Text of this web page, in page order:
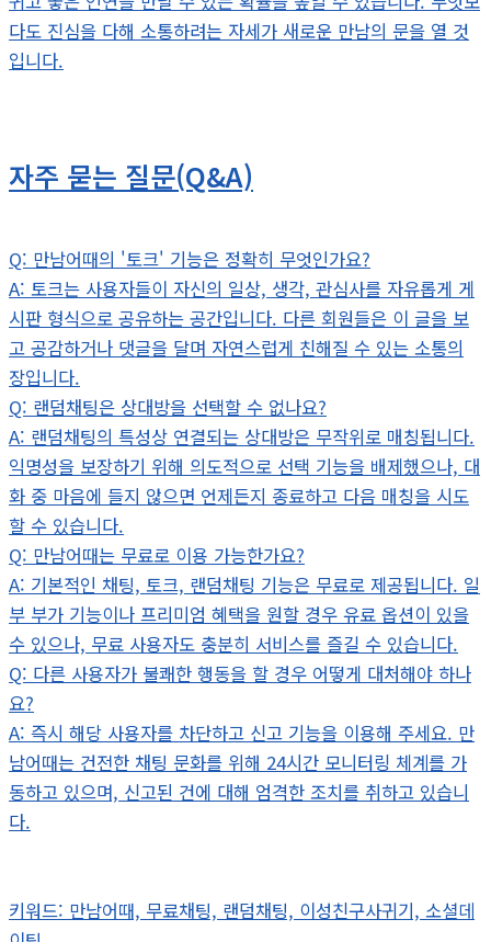
다도 진심을 다해 소통하려는 자세가 새로운 만남의 문을 열 것
입니다.
자주 묻는 질문(Q&A)
Q: 만남어때의 '토크' 기능은 정확히 무엇인가요?
A: 토크는 사용자들이 자신의 일상, 생각, 관심사를 자유롭게 게
시판 형식으로 공유하는 공간입니다. 다른 회원들은 이 글을 보
고 공감하거나 댓글을 달며 자연스럽게 친해질 수 있는 소통의
장입니다.
Q: 랜덤채팅은 상대방을 선택할 수 없나요?
A: 랜덤채팅의 특성상 연결되는 상대방은 무작위로 매칭됩니다.
익명성을 보장하기 위해 의도적으로 선택 기능을 배제했으나, 대
화 중 마음에 들지 않으면 언제든지 종료하고 다음 매칭을 시도
할 수 있습니다.
Q: 만남어때는 무료로 이용 가능한가요?
A: 기본적인 채팅, 토크, 랜덤채팅 기능은 무료로 제공됩니다. 일
부 부가 기능이나 프리미엄 혜택을 원할 경우 유료 옵션이 있을
수 있으나, 무료 사용자도 충분히 서비스를 즐길 수 있습니다.
Q: 다른 사용자가 불쾌한 행동을 할 경우 어떻게 대처해야 하나
요?
A: 즉시 해당 사용자를 차단하고 신고 기능을 이용해 주세요. 만
남어때는 건전한 채팅 문화를 위해 24시간 모니터링 체계를 가
동하고 있으며, 신고된 건에 대해 엄격한 조치를 취하고 있습니
다.
키워드: 만남어때, 무료채팅, 랜덤채팅, 이성친구사귀기, 소셜데